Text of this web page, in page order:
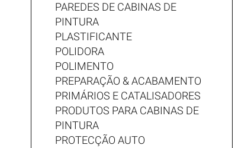
PAREDES DE CABINAS DE
PINTURA
PLASTIFICANTE
POLIDORA
POLIMENTO
PREPARAÇÃO & ACABAMENTO
PRIMÁRIOS E CATALISADORES
PRODUTOS PARA CABINAS DE
PINTURA
PROTECÇÃO AUTO